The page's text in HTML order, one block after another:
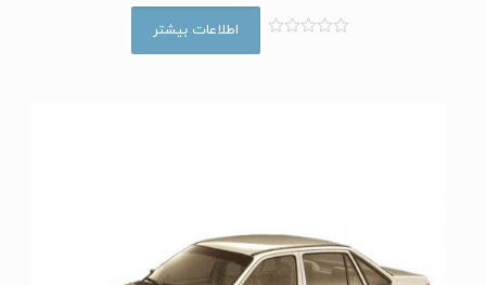
اطلاعات بیشتر